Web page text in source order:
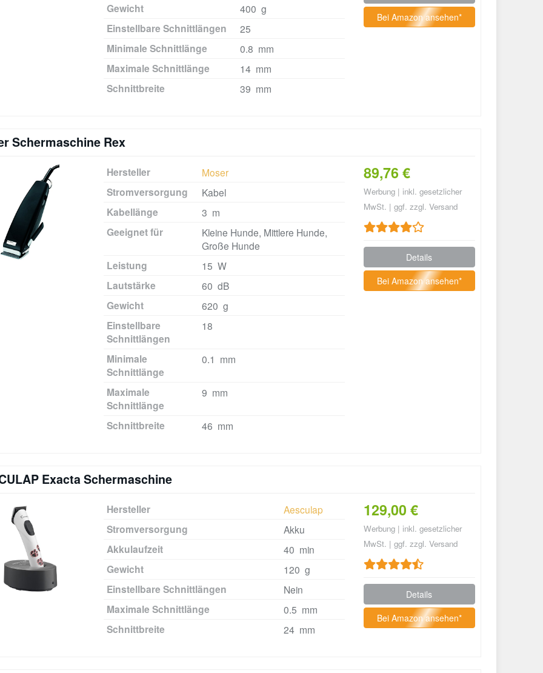
Bei Amazon ansehen*
Gewicht 400 g
Einstellbare Schnittlängen 25
Minimale Schnittlänge 0.8 mm
Maximale Schnittlänge 14 mm
Schnittbreite 39 mm
Schermaschine Rex
89,76 €
Werbung | inkl. gesetzlicher
MwSt. | ggf. zzgl. Versand
Details
Bei Amazon ansehen*
Hersteller Moser
Stromversorgung Kabel
Kabellänge 3 m
Geeignet für
Kleine Hunde, Mittlere Hunde,
Große Hunde
Leistung 15 W
Lautstärke 60 dB
Gewicht 620 g
Einstellbare
Schnittlängen
18
Minimale
Schnittlänge
0.1 mm
Maximale
Schnittlänge
9 mm
Schnittbreite 46 mm
Exacta Schermaschine
129,00 €
Werbung | inkl. gesetzlicher
MwSt. | ggf. zzgl. Versand
Details
Bei Amazon ansehen*
Hersteller Aesculap
Stromversorgung Akku
Akkulaufzeit 40 min
Gewicht 120 g
Einstellbare Schnittlängen Nein
Maximale Schnittlänge 0.5 mm
Schnittbreite 24 mm